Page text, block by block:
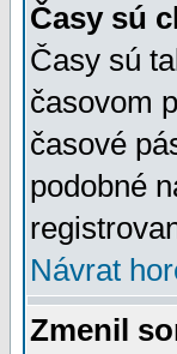
Časy sú
Časy sú
časovom
časové
podobné
Návrat
Zmenil